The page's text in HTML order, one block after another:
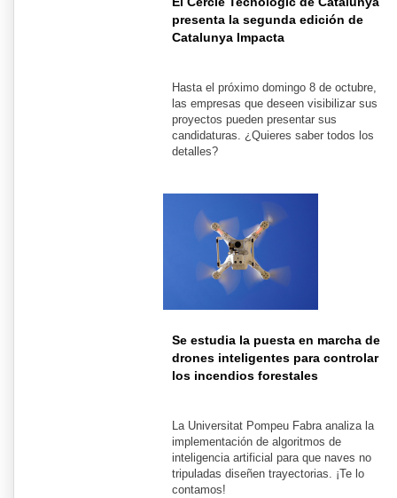
presenta la segunda edición de
Catalunya Impacta
Hasta el próximo domingo 8 de octubre,
las empresas que deseen visibilizar sus
proyectos pueden presentar sus
candidaturas. ¿Quieres saber todos los
detalles?
Se estudia la puesta en marcha de
drones inteligentes para controlar
los incendios forestales
La Universitat Pompeu Fabra analiza la
implementación de algoritmos de
inteligencia artificial para que naves no
tripuladas diseñen trayectorias. ¡Te lo
contamos!